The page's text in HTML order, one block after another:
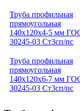
Труба профильная
прямоугольная
140x120x4-5 мм
30245-03 Ст3сп/пс
Труба профильная
прямоугольная
140x120x6-7 мм
30245-03 Ст3сп/пс